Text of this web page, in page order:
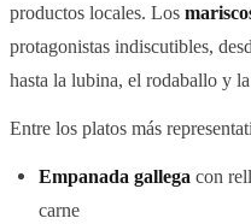
productos locales. Los
protagonistas indiscutibles,
hasta la lubina, el rodaballo y
Entre los platos más
Empanada gallega con
carne